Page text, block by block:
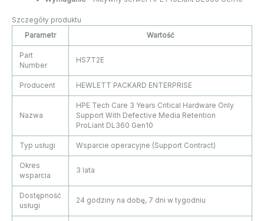
Szczegóły produktu
Parametr
Wartość
Part
Number
HS7T2E
Producent HEWLETT PACKARD ENTERPRISE
Nazwa
HPE Tech Care 3 Years Critical Hardware Only
Support With Defective Media Retention
ProLiant DL360 Gen10
Typ usługi Wsparcie operacyjne (Support Contract)
Okres
wsparcia
3 lata
Dostępność
usługi
24 godziny na dobę, 7 dni w tygodniu